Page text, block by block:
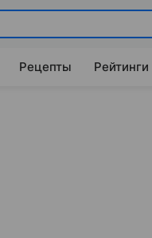
Рецепты Рейтинги